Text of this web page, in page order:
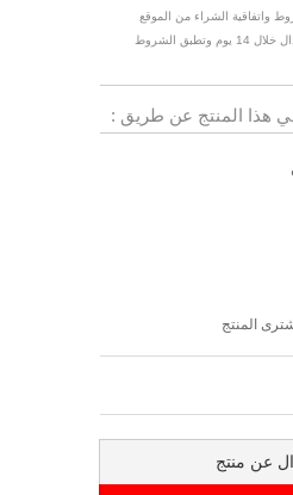
الشراء من الموقع
> يمكن الاسترجاع والاستبدال خلال 14 يوم وتطبق الشروط
هذا المنتج عن طريق :
المنتج
عن منتج